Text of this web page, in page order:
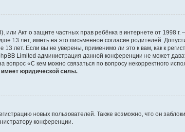
или Акт о защите частных прав ребёнка в интернете от 1998
13 лет, иметь на это письменное согласие родителей.
лет. Если вы не уверены, применимо ли это к вам, как к
Limited администрация данной конференции не может
вопрос «С кем можно связаться по вопросу некорректного
юридической силы.
новых пользователей. Также возможно, что он
конференции.